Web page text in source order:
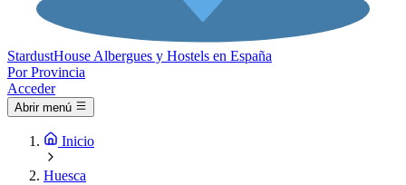
StardustHouse Albergues y Hostels en España
Por Provincia
Acceder
Abrir menú
Inicio
Huesca